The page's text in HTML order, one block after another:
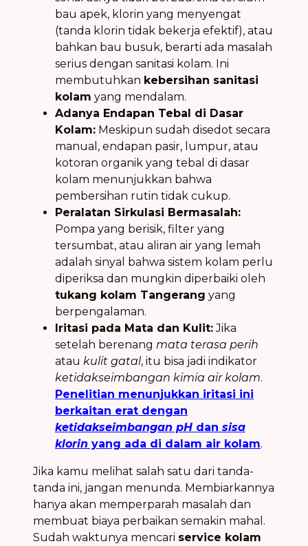
bau apek, klorin yang menyengat
(tanda klorin tidak bekerja efektif), atau
bahkan bau busuk, berarti ada masalah
serius dengan sanitasi kolam. Ini
membutuhkan kebersihan sanitasi
kolam yang mendalam.
Adanya Endapan Tebal di Dasar
Kolam: Meskipun sudah disedot secara
manual, endapan pasir, lumpur, atau
kotoran organik yang tebal di dasar
kolam menunjukkan bahwa
pembersihan rutin tidak cukup.
Peralatan Sirkulasi Bermasalah:
Pompa yang berisik, filter yang
tersumbat, atau aliran air yang lemah
adalah sinyal bahwa sistem kolam perlu
diperiksa dan mungkin diperbaiki oleh
tukang kolam Tangerang yang
berpengalaman.
Iritasi pada Mata dan Kulit:Jika
setelah berenang mata terasa perih
atau kulit gatal, itu bisa jadi indikator
ketidakseimbangan kimia air kolam.
Penelitian menunjukkan iritasi ini
berkaitan erat dengan
ketidakseimbangan pH dan sisa
klorin yang ada di dalam air kolam.
Jika kamu melihat salah satu dari tanda-
tanda ini, jangan menunda. Membiarkannya
hanya akan memperparah masalah dan
membuat biaya perbaikan semakin mahal.
Sudah waktunya mencari service kolam